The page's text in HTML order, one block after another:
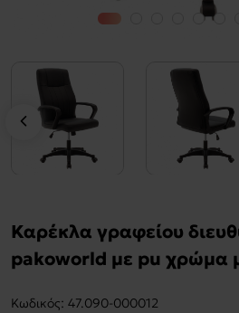
Καρέκλα γραφείου
pakoworld με pu χρώμα
Kωδικός: 47.090-000012